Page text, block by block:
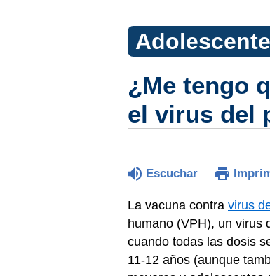
¿Me tengo
el virus del
Escuchar
La vacuna contra virus
humano (VPH), un virus
cuando todas las dosis
11-12 años (aunque